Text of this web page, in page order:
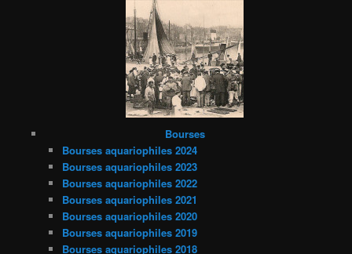
Bourses
Bourses aquariophiles 2024
Bourses aquariophiles 2023
Bourses aquariophiles 2022
Bourses aquariophiles 2021
Bourses aquariophiles 2020
Bourses aquariophiles 2019
Bourses aquariophiles 2018